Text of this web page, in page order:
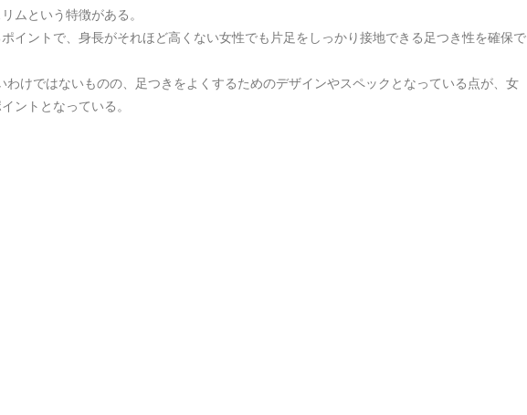
ムという特徴がある。
イントで、身長がそれほど高くない女性でも片足をしっかり接地できる足つき性を確保で
けではないものの、足つきをよくするためのデザインやスペックとなっている点が、女
ントとなっている。